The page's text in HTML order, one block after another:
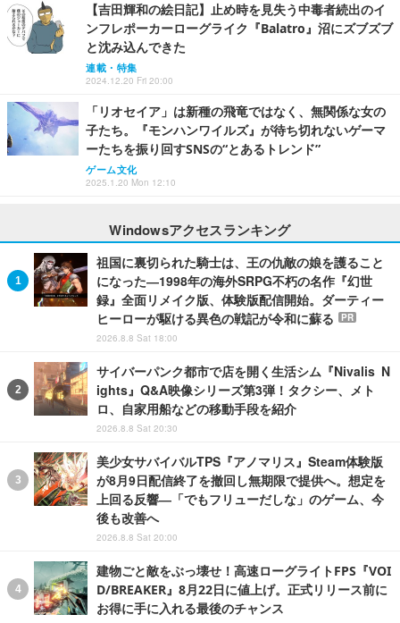
【吉田輝和の絵日記】止め時を見失う中毒者続出のイ
ンフレポーカーローグライク『Balatro』沼にズブズブ
と沈み込んできた
連載・特集
2024.12.20 Fri 20:00
「リオセイア」は新種の飛竜ではなく、無関係な女の
子たち。『モンハンワイルズ』が待ち切れないゲーマ
ーたちを振り回すSNSの“とあるトレンド”
ゲーム文化
2025.1.20 Mon 12:10
Windowsアクセスランキング
祖国に裏切られた騎士は、王の仇敵の娘を護ること
になった―1998年の海外SRPG不朽の名作『幻世
録』全面リメイク版、体験版配信開始。ダーティー
ヒーローが駆ける異色の戦記が令和に蘇る
PR
2026.8.8 Sat 18:00
サイバーパンク都市で店を開く生活シム『Nivalis N
ights』Q&A映像シリーズ第3弾！タクシー、メト
ロ、自家用船などの移動手段を紹介
2026.8.8 Sat 20:30
美少女サバイバルTPS『アノマリス』Steam体験版
が8月9日配信終了を撤回し無期限で提供へ。想定を
上回る反響―「でもフリューだしな」のゲーム、今
後も改善へ
2026.8.8 Sat 20:00
建物ごと敵をぶっ壊せ！高速ローグライトFPS『VOI
D/BREAKER』8月22日に値上げ。正式リリース前に
お得に手に入れる最後のチャンス